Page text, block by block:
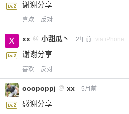
谢谢分享
喜欢 反对
xx @ 小甜瓜丶 2年前 via iPhone
谢谢分享
喜欢 反对
ooopoppj @ xx 5月前
感谢分享